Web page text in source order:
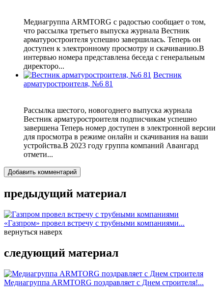
Медиагруппа ARMTORG с радостью сообщает о том,
что рассылка третьего выпуска журнала Вестник
арматуростроителя успешно завершилась. Теперь он
доступен к электронному просмотру и скачиванию.В
интервью номера представлена беседа с генеральным
директоро...
Вестник
арматуростроителя, №6 81
Рассылка шестого, новогоднего выпуска журнала
Вестник арматуростроителя подписчикам успешно
завершена Теперь номер доступен в электронной версии
для просмотра в режиме онлайн и скачивания на ваши
устройства.В 2023 году группа компаний Авангард
отмети...
Добавить комментарий
предыдущий материал
«Газпром» провел встречу с трубными компаниями...
вернуться наверх
следующий материал
Медиагруппа ARMTORG поздравляет с Днем строителя!...